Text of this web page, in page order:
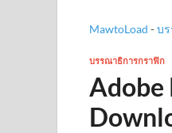
MawtoLoad -บ
บรรณาธิการกราฟิก
Adobe